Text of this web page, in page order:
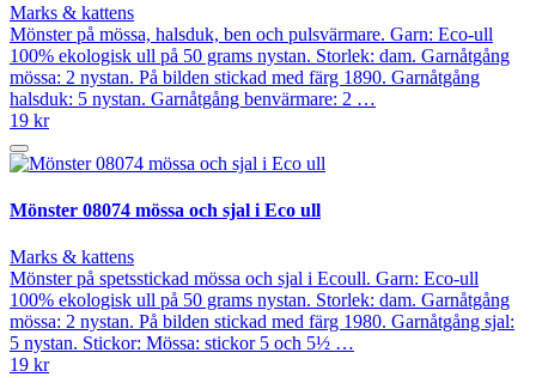
Marks & kattens
Mönster på mössa, halsduk, ben och pulsvärmare. Garn: Eco-ull
100% ekologisk ull på 50 grams nystan. Storlek: dam. Garnåtgång
mössa: 2 nystan. På bilden stickad med färg 1890. Garnåtgång
halsduk: 5 nystan. Garnåtgång benvärmare: 2 …
19 kr
Mönster 08074 mössa och sjal i Eco ull
Marks & kattens
Mönster på spetsstickad mössa och sjal i Ecoull. Garn: Eco-ull
100% ekologisk ull på 50 grams nystan. Storlek: dam. Garnåtgång
mössa: 2 nystan. På bilden stickad med färg 1980. Garnåtgång sjal:
5 nystan. Stickor: Mössa: stickor 5 och 5½ …
19 kr